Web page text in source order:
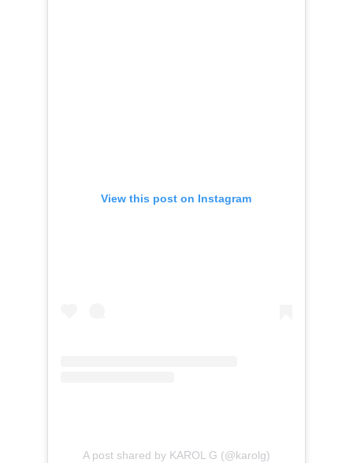
View this post on Instagram
A post shared by KAROL G (@karolg)